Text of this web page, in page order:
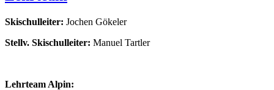
Skischulleiter: Jochen Gökeler
Stellv. Skischulleiter: Manuel Tartler
Lehrteam Alpin: